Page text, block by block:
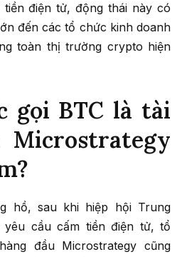
điện tử, động thái này có
đến các tổ chức kinh doanh
toàn thị trường crypto hiện
gọi BTC là tài
Microstrategy
hồ, sau khi hiệp hội Trung
cầu cấm tiền điện tử, tổ
đầu Microstrategy cũng